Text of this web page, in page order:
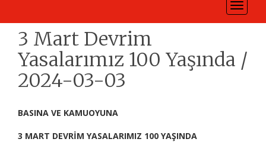
Toggle
3 Mart Devrim
Yasalarımız 100 Yaşında /
2024-03-03
BASINA VE KAMUOYUNA
3 MART DEVRİM YASALARIMIZ 100 YAŞINDA